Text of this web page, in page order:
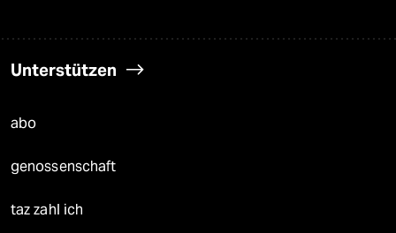
Unterstützen
abo
genossenschaft
taz zahl ich